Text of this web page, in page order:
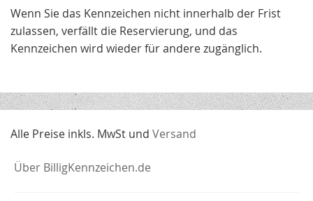
Wenn Sie das Kennzeichen nicht innerhalb der Frist
zulassen, verfällt die Reservierung, und das
Kennzeichen wird wieder für andere zugänglich.
Alle Preise inkls. MwSt und Versand
Über BilligKennzeichen.de